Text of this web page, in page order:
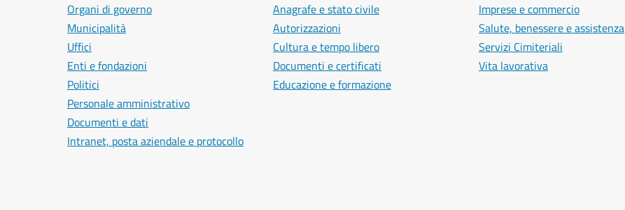
Organi di governo
Municipalità
Uffici
Enti e fondazioni
Politici
Personale amministrativo
Documenti e dati
Intranet, posta aziendale e protocollo
Anagrafe e stato civile
Autorizzazioni
Cultura e tempo libero
Documenti e certificati
Educazione e formazione
Imprese e commercio
Salute, benessere e assistenza
Servizi Cimiteriali
Vita lavorativa